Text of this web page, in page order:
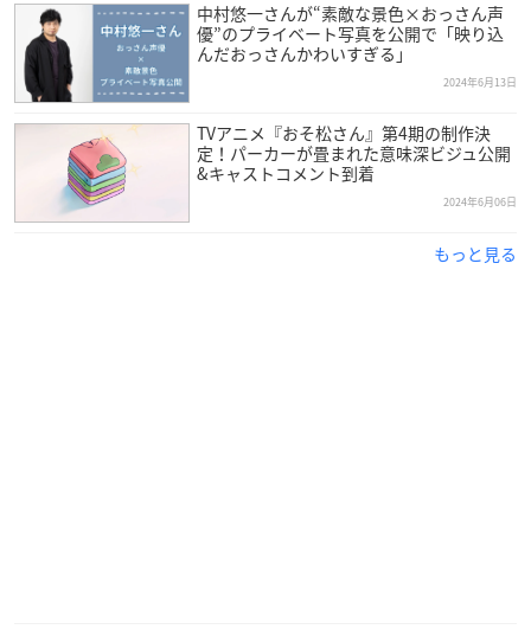
中村悠一さんが“素敵な景色×おっさん声
優”のプライベート写真を公開で「映り込
んだおっさんかわいすぎる」
2024年6月13日
TVアニメ『おそ松さん』第4期の制作決
定！パーカーが畳まれた意味深ビジュ公開
&キャストコメント到着
2024年6月06日
もっと見る